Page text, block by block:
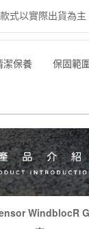
式以實際出貨為主
潔保養 保固範
WindblocR